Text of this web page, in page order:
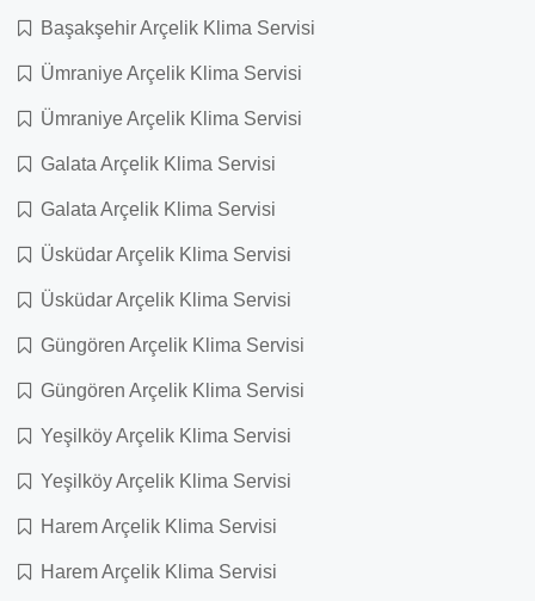
Başakşehir Arçelik Klima Servisi
Ümraniye Arçelik Klima Servisi
Ümraniye Arçelik Klima Servisi
Galata Arçelik Klima Servisi
Galata Arçelik Klima Servisi
Üsküdar Arçelik Klima Servisi
Üsküdar Arçelik Klima Servisi
Güngören Arçelik Klima Servisi
Güngören Arçelik Klima Servisi
Yeşilköy Arçelik Klima Servisi
Yeşilköy Arçelik Klima Servisi
Harem Arçelik Klima Servisi
Harem Arçelik Klima Servisi